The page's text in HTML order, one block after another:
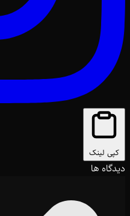
کپی لینک
دیدگاه ها